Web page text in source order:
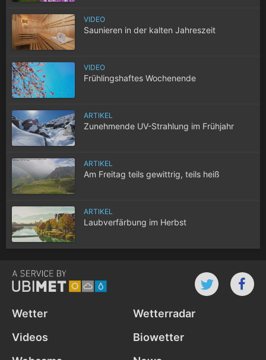
VIDEO
Saunieren in der kalten Jahreszeit
VIDEO
Frühlingshaftes Wochenende
ARTIKEL
Zunehmende UV-Strahlung im Frühjahr
ARTIKEL
Am Freitag teils gewittrig, teils heiß
ARTIKEL
Laubverfärbung im Herbst
Wetter
Wetterradar
Videos
Biowetter